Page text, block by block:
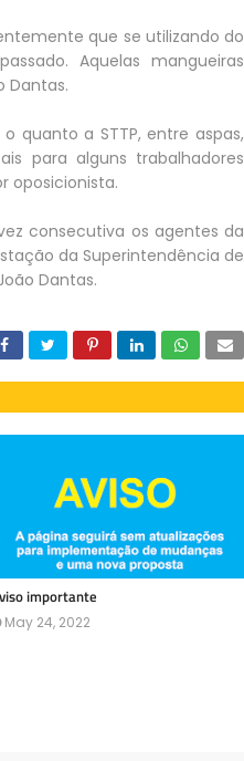
que se utilizando do
Aquelas mangueiras
Dantas.
quanto a STTP, entre aspas,
para alguns trabalhadores
oposicionista.
consecutiva os agentes da
da Superintendência de
Dantas.
importante
May 24, 2022